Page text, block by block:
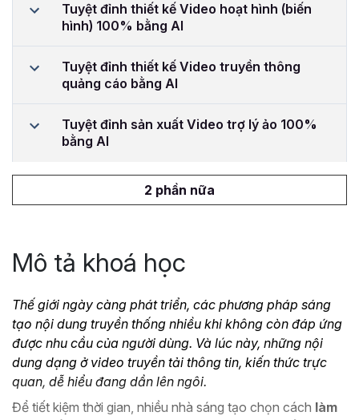
Tuyệt đỉnh thiết kế Video hoạt hình (biến
hình) 100% bằng AI
Tuyệt đỉnh thiết kế Video truyền thông
quảng cáo bằng AI
Tuyệt đỉnh sản xuất Video trợ lý ảo 100%
bằng AI
2 phần nữa
Mô tả khoá học
Thế giới ngày càng phát triển, các phương pháp sáng
tạo nội dung truyền thống nhiều khi không còn đáp ứng
được nhu cầu của người dùng. Và lúc này, những nội
dung dạng ở video truyền tải thông tin, kiến thức trực
quan, dễ hiểu đang dần lên ngôi.
Để tiết kiệm thời gian, nhiều nhà sáng tạo chọn cách làm